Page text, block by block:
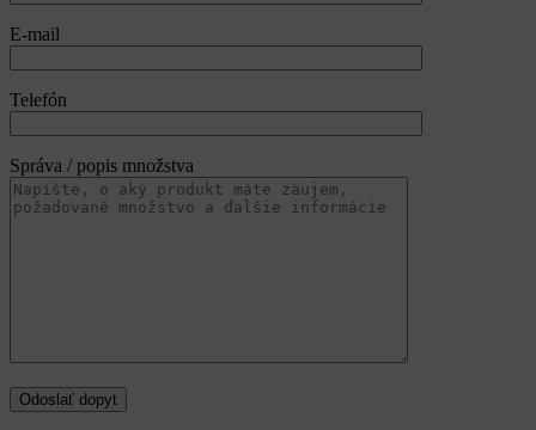
E-mail
Telefón
Správa / popis množstva